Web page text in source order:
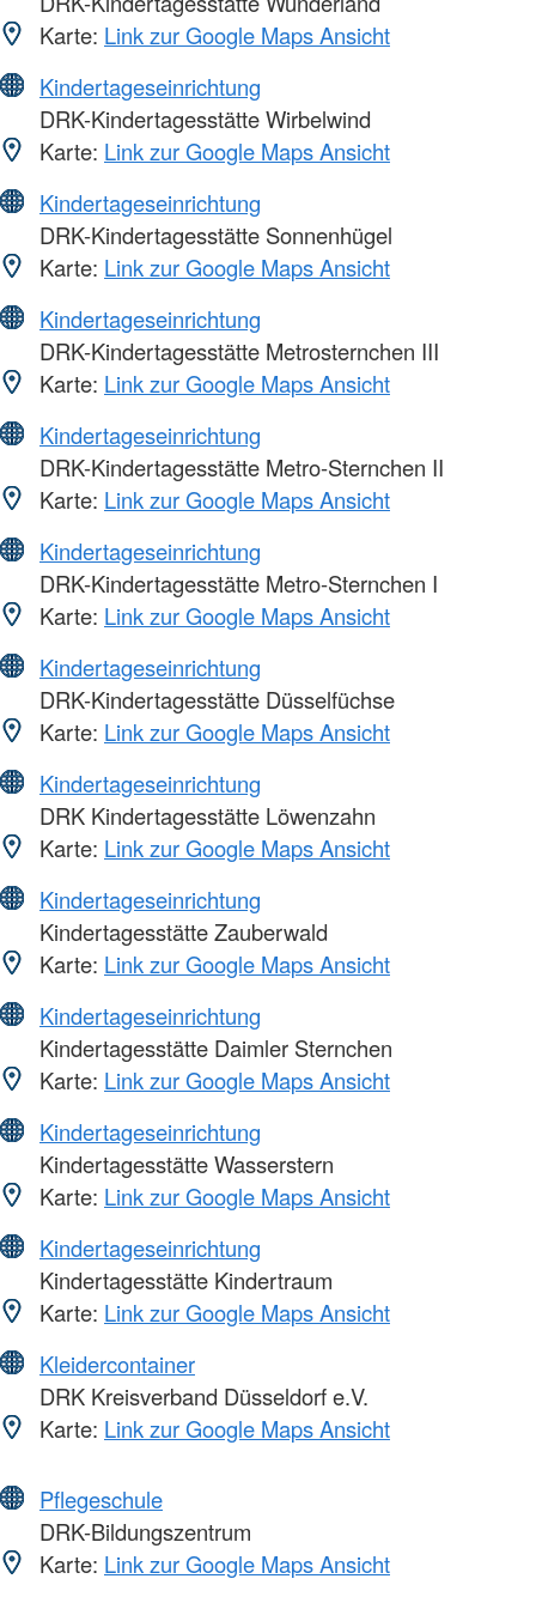
Karte: Link zur Google Maps Ansicht
Kindertageseinrichtung
DRK-Kindertagesstätte Wirbelwind
Karte: Link zur Google Maps Ansicht
Kindertageseinrichtung
DRK-Kindertagesstätte Sonnenhügel
Karte: Link zur Google Maps Ansicht
Kindertageseinrichtung
DRK-Kindertagesstätte Metrosternchen III
Karte: Link zur Google Maps Ansicht
Kindertageseinrichtung
DRK-Kindertagesstätte Metro-Sternchen II
Karte: Link zur Google Maps Ansicht
Kindertageseinrichtung
DRK-Kindertagesstätte Metro-Sternchen I
Karte: Link zur Google Maps Ansicht
Kindertageseinrichtung
DRK-Kindertagesstätte Düsselfüchse
Karte: Link zur Google Maps Ansicht
Kindertageseinrichtung
DRK Kindertagesstätte Löwenzahn
Karte: Link zur Google Maps Ansicht
Kindertageseinrichtung
Kindertagesstätte Zauberwald
Karte: Link zur Google Maps Ansicht
Kindertageseinrichtung
Kindertagesstätte Daimler Sternchen
Karte: Link zur Google Maps Ansicht
Kindertageseinrichtung
Kindertagesstätte Wasserstern
Karte: Link zur Google Maps Ansicht
Kindertageseinrichtung
Kindertagesstätte Kindertraum
Karte: Link zur Google Maps Ansicht
Kleidercontainer
DRK Kreisverband Düsseldorf e.V.
Karte: Link zur Google Maps Ansicht
Pflegeschule
DRK-Bildungszentrum
Karte: Link zur Google Maps Ansicht